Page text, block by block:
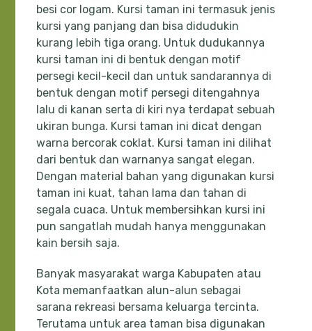
besi cor logam. Kursi taman ini termasuk jenis
kursi yang panjang dan bisa didudukin
kurang lebih tiga orang. Untuk dudukannya
kursi taman ini di bentuk dengan motif
persegi kecil-kecil dan untuk sandarannya di
bentuk dengan motif persegi ditengahnya
lalu di kanan serta di kiri nya terdapat sebuah
ukiran bunga. Kursi taman ini dicat dengan
warna bercorak coklat. Kursi taman ini dilihat
dari bentuk dan warnanya sangat elegan.
Dengan material bahan yang digunakan kursi
taman ini kuat, tahan lama dan tahan di
segala cuaca. Untuk membersihkan kursi ini
pun sangatlah mudah hanya menggunakan
kain bersih saja.
Banyak masyarakat warga Kabupaten atau
Kota memanfaatkan alun-alun sebagai
sarana rekreasi bersama keluarga tercinta.
Terutama untuk area taman bisa digunakan